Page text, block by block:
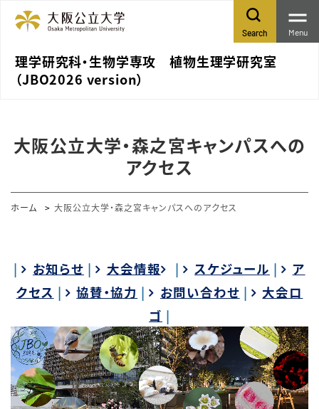
理学研究科・生物学専攻 植物生理学研究室
（JBO2026 version）
Search Menu
大阪公立大学・森之宮キャンパスへの
アクセス
ホーム 大阪公立大学・森之宮キャンパスへのアクセス
| お知らせ | 大会情報 | スケジュール |
ア
クセス | 協賛・協力 | お問い合わせ |
大会ロ
ゴ |